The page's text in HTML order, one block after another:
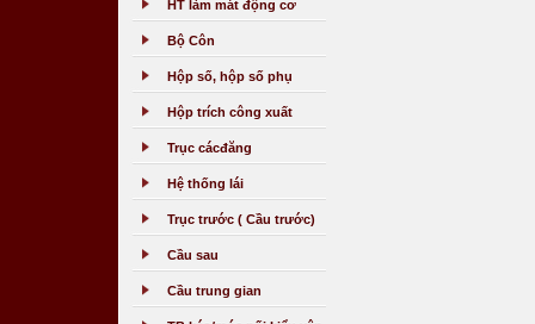
HT làm mát động cơ
Bộ Côn
Hộp số, hộp số phụ
Hộp trích công xuất
Trục cácđăng
Hệ thống lái
Trục trước ( Cầu trước)
Cầu sau
Cầu trung gian